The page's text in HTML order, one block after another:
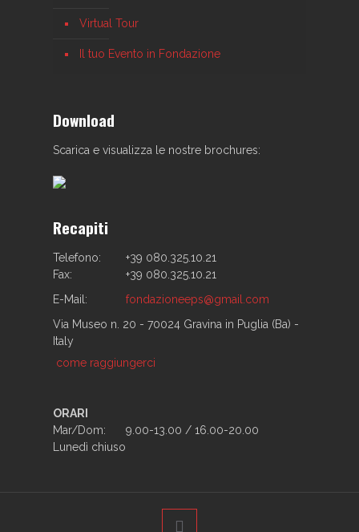
Virtual Tour
Il tuo Evento in Fondazione
Download
Scarica e visualizza le nostre brochures:
Recapiti
Telefono:
+39 080.325.10.21
Fax:
+39 080.325.10.21
E-Mail:
fondazioneeps@gmail.com
Via Museo n. 20 - 70024 Gravina in Puglia (Ba) -
Italy
come raggiungerci
ORARI
Mar/Dom:
9.00-13.00 / 16.00-20.00
Lunedì chiuso